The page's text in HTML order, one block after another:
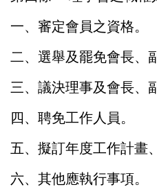
一、審定會員之資格。
二、選舉及罷免會長、
三、議決理事及會長、
四、聘免工作人員。
五、擬訂年度工作計畫
六、其他應執行事項。